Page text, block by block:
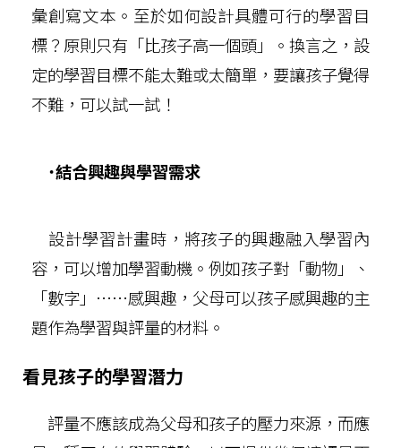
彙創寫文本。至於如何設計具體可行的學習目
標？原則只有「比孩子高一個頭」。換言之，設
定的學習目標不能太難或太簡單，要讓孩子覺得
不難，可以試一試！
˙結合興趣與學習需求
設計學習計畫時，將孩子的興趣融入學習內
容，可以增加學習動機。例如孩子對「動物」、
「數字」……感興趣，父母可以孩子感興趣的主
題作為學習與評量的材料。
看見孩子的學習潛力
評量不應該成為父母和孩子的壓力來源，而應